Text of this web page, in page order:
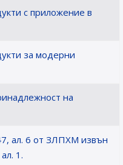
с приложение в
за модерни
на
ал. 6 от ЗЛПХМ извън
1.